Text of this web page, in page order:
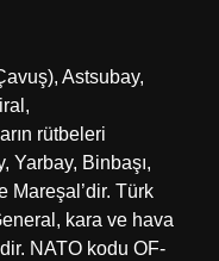
Astsubay,
rütbeleri
Yarbay, Binbaşı,
Mareşal’dir. Türk
kara ve hava
NATO kodu OF-